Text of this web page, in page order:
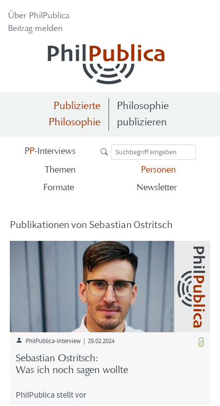
Über Phil­Pu­bli­ca
Bei­trag mel­den
Publizierte
Philosophie
Philosophie
publizieren
PP-​Interviews
The­men
Per­so­nen
For­ma­te
News­let­ter
Pu­bli­ka­tio­nen von Se­bas­ti­an Ost­rit­sch
PhilPublica-​Interview | 29.02.2024
Se­bas­ti­an Ost­rit­sch:
Was ich noch sagen woll­te
Phil­Pu­bli­ca stellt vor